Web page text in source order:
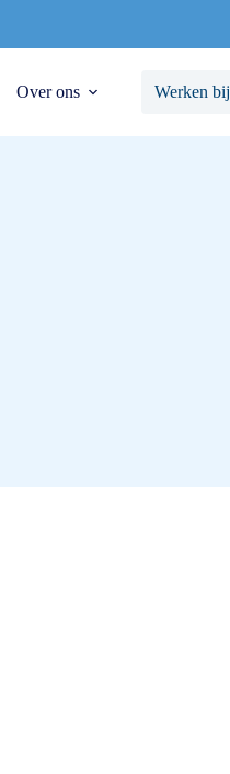
Over ons Werken bij